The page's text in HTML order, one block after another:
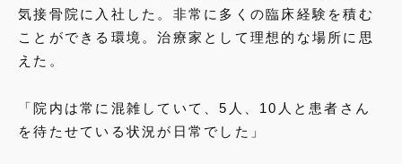
気接骨院に入社した。非常に多くの臨床経験を積む
ことができる環境。治療家として理想的な場所に思
えた。
「院内は常に混雑していて、5人、10人と患者さん
を待たせている状況が日常でした」